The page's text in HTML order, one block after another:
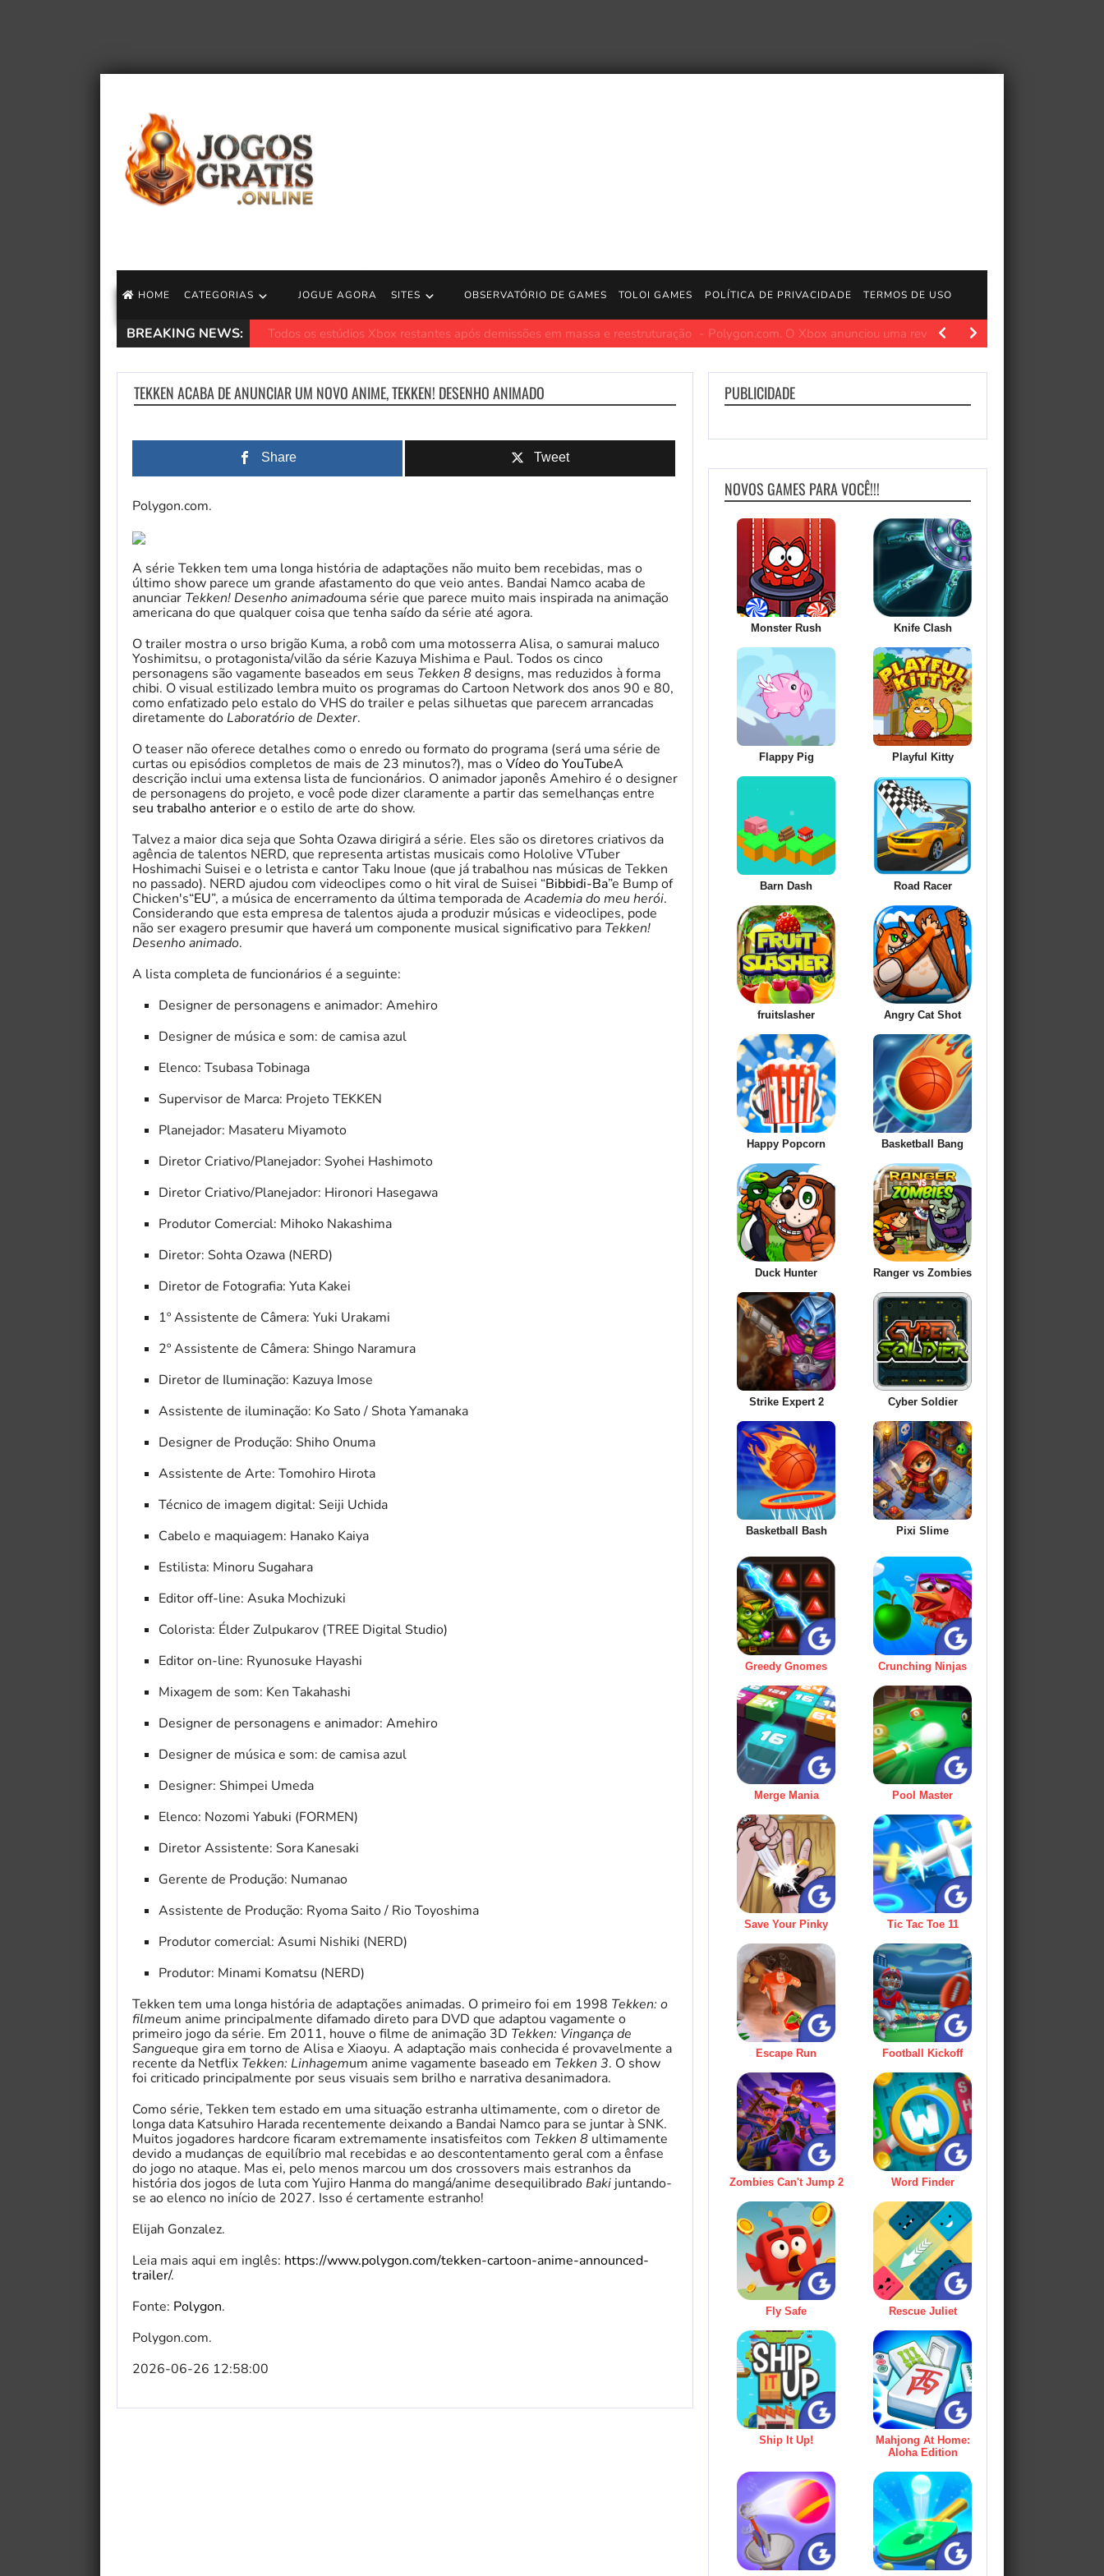
HOME CATEGORIAS JOGUE AGORA SITES OBSERVATÓRIO DE GAMES TOLOI GAMES POLÍTICA DE PRIVACIDADE TERMOS DE USO
BREAKING NEWS: Guia do evento Pokémon Go ‘Road to Legends’, programação de ataques Polygon.com. Pokémon Gode “Caminho para as Lendas” O evento…
TEKKEN ACABA DE ANUNCIAR UM NOVO ANIME, TEKKEN! DESENHO ANIMADO
Share Tweet
Polygon.com.
A série Tekken tem uma longa história de adaptações não muito bem recebidas, mas o
último show parece um grande afastamento do que veio antes. Bandai Namco acaba de
anunciar Tekken! Desenho animadouma série que parece muito mais inspirada na animação
americana do que qualquer coisa que tenha saído da série até agora.
O trailer mostra o urso brigão Kuma, a robô com uma motosserra Alisa, o samurai maluco
Yoshimitsu, o protagonista/vilão da série Kazuya Mishima e Paul. Todos os cinco
personagens são vagamente baseados em seus Tekken 8designs, mas reduzidos à forma
chibi. O visual estilizado lembra muito os programas do Cartoon Network dos anos 90 e 80,
como enfatizado pelo estalo do VHS do trailer e pelas silhuetas que parecem arrancadas
diretamente do Laboratório de Dexter.
O teaser não oferece detalhes como o enredo ou formato do programa (será uma série de
curtas ou episódios completos de mais de 23 minutos?), mas oVídeo do YouTubeA
descrição inclui uma extensa lista de funcionários. O animador japonês Amehiro é o designer
de personagens do projeto, e você pode dizer claramente a partir das semelhanças entre
seu trabalho anteriore o estilo de arte do show.
Talvez a maior dica seja que Sohta Ozawa dirigirá a série. Eles são os diretores criativos da
agência de talentos NERD, que representa artistas musicais como Hololive VTuber
Hoshimachi Suisei e o letrista e cantor Taku Inoue (que já trabalhou nas músicas de Tekken
no passado). NERD ajudou com videoclipes como o hit viral de Suisei “Bibbidi-Ba”e Bump of
Chicken's“EU”, a música de encerramento da última temporada de Academia do meu herói.
Considerando que esta empresa de talentos ajuda a produzir músicas e videoclipes, pode
não ser exagero presumir que haverá um componente musical significativo para Tekken!
Desenho animado.
A lista completa de funcionários é a seguinte:
Designer de personagens e animador: Amehiro
Designer de música e som: de camisa azul
Elenco: Tsubasa Tobinaga
Supervisor de Marca: Projeto TEKKEN
Planejador: Masateru Miyamoto
Diretor Criativo/Planejador: Syohei Hashimoto
Diretor Criativo/Planejador: Hironori Hasegawa
Produtor Comercial: Mihoko Nakashima
Diretor: Sohta Ozawa (NERD)
Diretor de Fotografia: Yuta Kakei
1º Assistente de Câmera: Yuki Urakami
2º Assistente de Câmera: Shingo Naramura
Diretor de Iluminação: Kazuya Imose
Assistente de iluminação: Ko Sato / Shota Yamanaka
Designer de Produção: Shiho Onuma
Assistente de Arte: Tomohiro Hirota
Técnico de imagem digital: Seiji Uchida
Cabelo e maquiagem: Hanako Kaiya
Estilista: Minoru Sugahara
Editor off-line: Asuka Mochizuki
Colorista: Élder Zulpukarov (TREE Digital Studio)
Editor on-line: Ryunosuke Hayashi
Mixagem de som: Ken Takahashi
Designer de personagens e animador: Amehiro
Designer de música e som: de camisa azul
Designer: Shimpei Umeda
Elenco: Nozomi Yabuki (FORMEN)
Diretor Assistente: Sora Kanesaki
Gerente de Produção: Numanao
Assistente de Produção: Ryoma Saito / Rio Toyoshima
Produtor comercial: Asumi Nishiki (NERD)
Produtor: Minami Komatsu (NERD)
Tekken tem uma longa história de adaptações animadas. O primeiro foi em 1998 Tekken: o
filmeum anime principalmente difamado direto para DVD que adaptou vagamente o
primeiro jogo da série. Em 2011, houve o filme de animação 3D Tekken: Vingança de
Sangueque gira em torno de Alisa e Xiaoyu. A adaptação mais conhecida é provavelmente a
recente da Netflix Tekken: Linhagemum anime vagamente baseado em Tekken 3. O show
foi criticado principalmente por seus visuais sem brilho e narrativa desanimadora.
Como série, Tekken tem estado em uma situação estranha ultimamente, com o diretor de
longa data Katsuhiro Harada recentemente deixando a Bandai Namco para se juntar à SNK.
Muitos jogadores hardcore ficaram extremamente insatisfeitos com Tekken 8 ultimamente
devido a mudanças de equilíbrio mal recebidas e ao descontentamento geral com a ênfase
do jogo no ataque. Mas ei, pelo menos marcou um dos crossovers mais estranhos da
história dos jogos de luta com Yujiro Hanma do mangá/anime desequilibrado Baki juntando-
se ao elenco no início de 2027. Isso é certamente estranho!
Elijah Gonzalez.
Leia mais aqui em inglês: https://www.polygon.com/tekken-cartoon-anime-announced-
trailer/.
Fonte: Polygon.
Polygon.com.
2026-06-26 12:58:00
PUBLICIDADE
NOVOS GAMES PARA VOCÊ!!!
Monster Rush Knife Clash
Flappy Pig Playful Kitty
Barn Dash Road Racer
fruitslasher Angry Cat Shot
Happy Popcorn Basketball Bang
Duck Hunter Ranger vs Zombies
Strike Expert 2 Cyber Soldier
Basketball Bash Pixi Slime
Greedy Gnomes Crunching Ninjas
Merge Mania Pool Master
Save Your Pinky Tic Tac Toe 11
Escape Run Football Kickoff
Zombies Can't Jump 2 Word Finder
Fly Safe Rescue Juliet
Ship It Up!
Mahjong At Home:
Aloha Edition